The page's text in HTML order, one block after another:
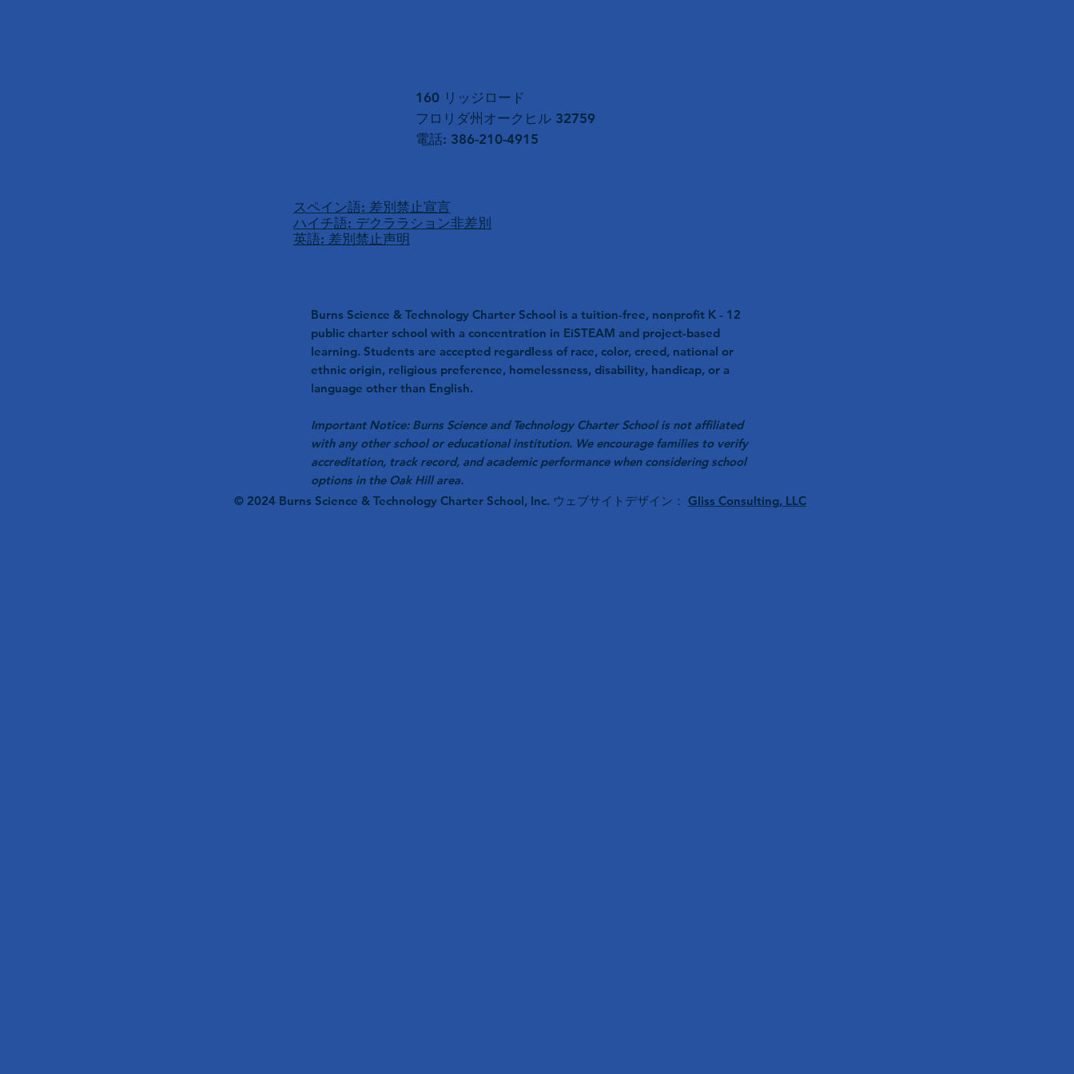
160 リッジロード
フロリダ州オークヒル 32759
電話: 386-210-4915
スペイン語: 差別禁止宣言
ハイチ語: デクララション非差別
英語: 差別禁止声明
Burns Science & Technology Charter School is a tuition-free, nonprofit K - 12
public charter school with a concentration in EiSTEAM and project-based
learning. Students are accepted regardless of race, color, creed, national or
ethnic origin, religious preference, homelessness, disability, handicap, or a
language other than English.
Important Notice: Burns Science and Technology Charter School is not affiliated
with any other school or educational institution. We encourage families to verify
accreditation, track record, and academic performance when considering school
options in the Oak Hill area.
© 2024 Burns Science & Technology Charter School, Inc. ウェブサイトデザイン： Gliss Consulting, LLC